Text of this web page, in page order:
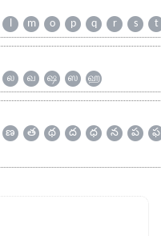
l m o p q r s t
ல வ ஷ ஸ ஹ
ణ త థ ద ధ న ప ఫ